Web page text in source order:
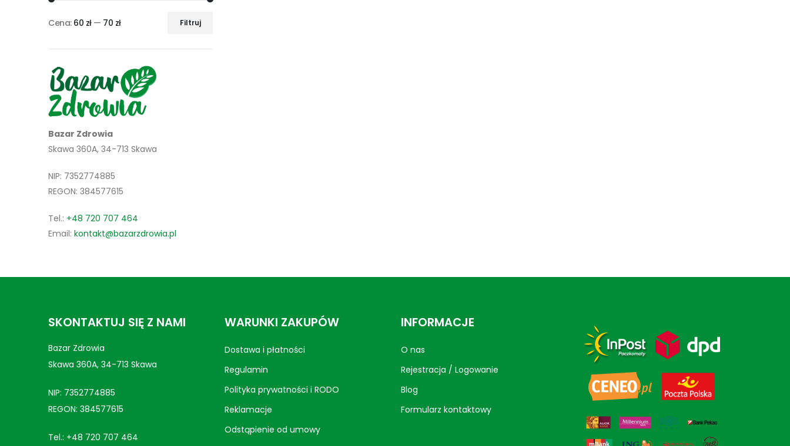
min
max
Filtruj
Cena: 60 zł— 70 zł
Bazar Zdrowia
Skawa 360A, 34-713 Skawa
NIP: 7352774885
REGON: 384577615
Tel.: +48 720 707 464
Email: kontakt@bazarzdrowia.pl
SKONTAKTUJ SIĘ Z NAMI
Bazar Zdrowia
Skawa 360A, 34-713 Skawa
NIP: 7352774885
REGON: 384577615
Tel.: +48 720 707 464
WARUNKI ZAKUPÓW
Dostawa i płatności
Regulamin
Polityka prywatności i RODO
Reklamacje
Odstąpienie od umowy
INFORMACJE
O nas
Rejestracja / Logowanie
Blog
Formularz kontaktowy